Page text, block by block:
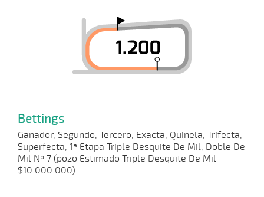
Bettings
Ganador, Segundo, Tercero, Exacta, Quinela, Trifecta,
Superfecta, 1ª Etapa Triple Desquite De Mil, Doble De
Mil Nº 7 (pozo Estimado Triple Desquite De Mil
$10.000.000).